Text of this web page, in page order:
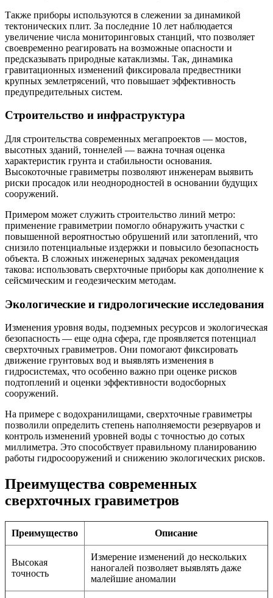
Также приборы используются в слежении за динамикой
тектонических плит. За последние 10 лет наблюдается
увеличение числа мониторинговых станций, что позволяет
своевременно реагировать на возможные опасности и
предсказывать природные катаклизмы. Так, динамика
гравитационных изменений фиксировала предвестники
крупных землетрясений, что повышает эффективность
предупредительных систем.
Строительство и инфраструктура
Для строительства современных мегапроектов — мостов,
высотных зданий, тоннелей — важна точная оценка
характеристик грунта и стабильности основания.
Высокоточные гравиметры позволяют инженерам выявить
риски просадок или неоднородностей в основании будущих
сооружений.
Примером может служить строительство линий метро:
применение гравиметрии помогло обнаружить участки с
повышенной вероятностью обрушений или затоплений, что
снизило потенциальные издержки и повысило безопасность
объекта. В сложных инженерных задачах рекомендация
такова: использовать сверхточные приборы как дополнение к
сейсмическим и геодезическим методам.
Экологические и гидрологические исследования
Изменения уровня воды, подземных ресурсов и экологическая
безопасность — еще одна сфера, где проявляется потенциал
сверхточных гравиметров. Они помогают фиксировать
движение грунтовых вод и выявлять изменения в
гидросистемах, что особенно важно при оценке рисков
подтоплений и оценки эффективности водосборных
сооружений.
На примере с водохранилищами, сверхточные гравиметры
позволили определить степень наполняемости резервуаров и
контроль изменений уровней воды с точностью до сотых
миллиметра. Это способствует правильному планированию
работы гидросооружений и снижению экологических рисков.
Преимущества современных
сверхточных гравиметров
Преимущество Описание
Высокая
точность
Измерение изменений до нескольких
наногалей позволяет выявлять даже
малейшие аномалии